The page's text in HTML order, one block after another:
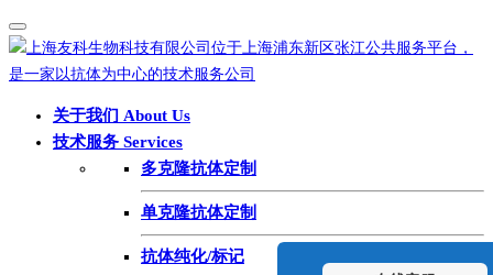
关于我们 About Us
技术服务 Services
多克隆抗体定制
单克隆抗体定制
抗体纯化/标记